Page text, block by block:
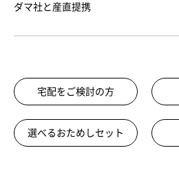
ダマ社と産直提携
宅配をご検討の方
選べるおためしセット